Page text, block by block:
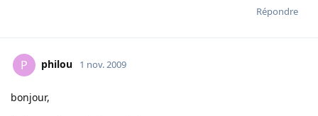
Répondre
P philou 1 nov. 2009
bonjour,